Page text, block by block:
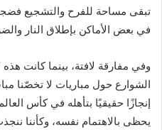
تبقى مساحة للفرح والتشجيع
في بعض الأماكن بإطلاق النار
وفي مفارقة لافتة، بينما كانت
الشوارع حول مباريات لا تخصّنا
يحظى بالاهتمام نفسه، وكأننا